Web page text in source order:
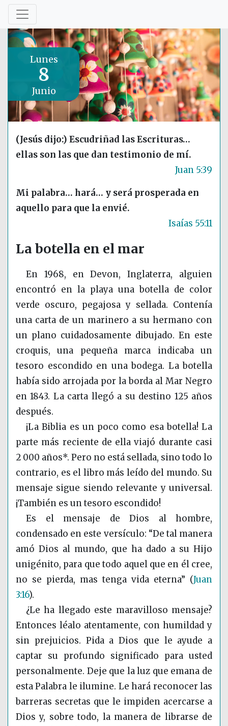
Lunes
8
Junio
(Jesús dijo:) Escudriñad las Escrituras…
ellas son las que dan testimonio de mí.
Juan 5:39
Mi palabra… hará… y será prosperada en
aquello para que la envié.
Isaías 55:11
La botella en el mar
En 1968, en Devon, Inglaterra, alguien
encontró en la playa una botella de color
verde oscuro, pegajosa y sellada. Contenía
una carta de un marinero a su hermano con
un plano cuidadosamente dibujado. En este
croquis, una pequeña marca indicaba un
tesoro escondido en una bodega. La botella
había sido arrojada por la borda al Mar Negro
en 1843. La carta llegó a su destino 125 años
después.
¡La Biblia es un poco como esa botella! La
parte más reciente de ella viajó durante casi
2 000 años*. Pero no está sellada, sino todo lo
contrario, es el libro más leído del mundo. Su
mensaje sigue siendo relevante y universal.
¡También es un tesoro escondido!
Es el mensaje de Dios al hombre,
condensado en este versículo: “De tal manera
amó Dios al mundo, que ha dado a su Hijo
unigénito, para que todo aquel que en él cree,
no se pierda, mas tenga vida eterna” (Juan
3:16).
¿Le ha llegado este maravilloso mensaje?
Entonces léalo atentamente, con humildad y
sin prejuicios. Pida a Dios que le ayude a
captar su profundo significado para usted
personalmente. Deje que la luz que emana de
esta Palabra le ilumine. Le hará reconocer las
barreras secretas que le impiden acercarse a
Dios y, sobre todo, la manera de librarse de